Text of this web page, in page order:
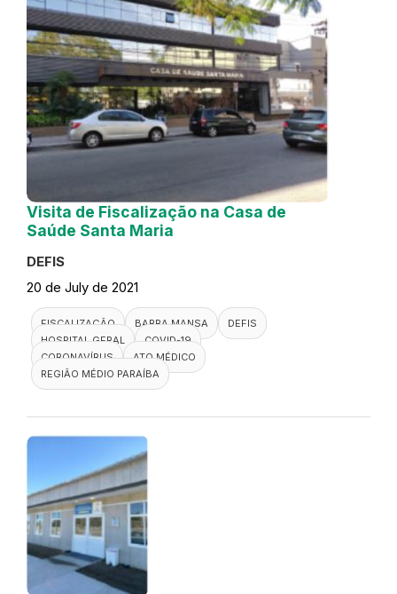
Visita de Fiscalização na Casa de
Saúde Santa Maria
DEFIS
20 de July de 2021
FISCALIZAÇÃO BARRA MANSA
DEFIS
HOSPITAL GERAL
COVID-19
CORONAVÍRUS
ATO MÉDICO
REGIÃO MÉDIO PARAÍBA